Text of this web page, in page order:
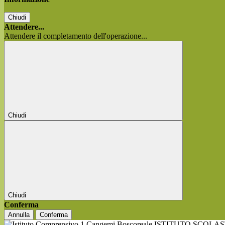
Chiudi
Attendere...
Attendere il completamento dell'operazione...
Chiudi
Chiudi
Conferma
Annulla Conferma